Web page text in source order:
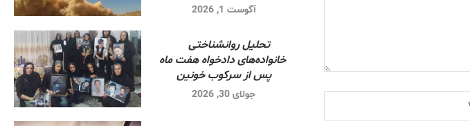
آگوست 1, 2026
تحلیل روانشناختی
خانواده‌های دادخواه هفت ماه
پس از سرکوب خونین
جولای 30, 2026